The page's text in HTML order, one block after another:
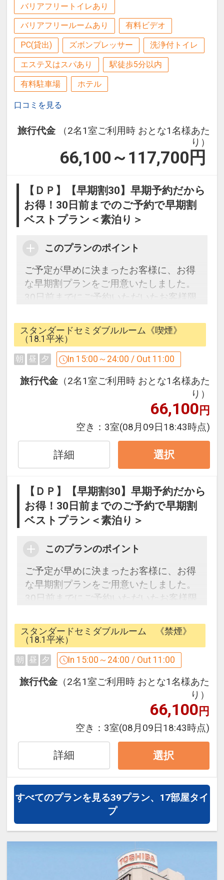
バリアフリートイレあり
バリアフリールームあり 有料ビデオ
PC(貸出) ズボンプレッサー 洗浄付トイレ
エステ又はスパあり 駅徒歩5分以内
有料駐車場 ホテル
口コミを見る
旅行代金
（2名1室ご利用時 おとな1名様あた
り）
66,100～117,700 円
【ＤＰ】【早期割30】早期予約だから
お得！30日前までのご予約で早期割
ベストプラン＜素泊り＞
このプランのポイント
ご予定が早めに決まったお客様に、お得
な早期割プランをご用意いたしました。
30日前までにご予約いただいたお客様限
30日前だからできる早期割プライス。
是非ご利用ください。
ホテルメトロポリタン仙台は、仙台駅か
観光にもビジネスにもアクセス至便！
駅ビル「S-PAL」に隣接しており、お土
産などのお買い物にも大変便利♪
・チェックイン 3：00p.m.
・チェックアウト 11：00a.m.
・チェックイン前チェックアウト後もお
荷物をお預かりいたします。
【客室ご案内】
・有線LAN/Wi-Fiインターネット接続無
料
・空気清浄機付加湿器完備
【駐車場】
・敷地内の地下及び地上にございます。
・ご宿泊者様料金 1泊2000円（1：
00p.m.～翌1:00p.m.） ※予約不可
・電車ご利用の場合：仙台駅西口より徒
歩1分
・空港ご利用の場合：仙台空港アクセス
鉄道にて約30分
仙台空港から車で約40分
・お車ご利用の場合：東北自動車道宮城
設定期間：2023年4月18日～2027年6月
インターネットコース番号：DP-2-
スタンダードセミダブルルーム《喫煙》
（18.1平米）
朝 昼 夕 In 15:00～24:00 / Out 11:00
旅行代金 （2名1室ご利用時 おとな1名様あた
り）
66,100円
空き： 3室(08月09日18:43時点)
詳細 選択
【ＤＰ】【早期割30】早期予約だから
お得！30日前までのご予約で早期割
ベストプラン＜素泊り＞
このプランのポイント
ご予定が早めに決まったお客様に、お得
な早期割プランをご用意いたしました。
30日前までにご予約いただいたお客様限
30日前だからできる早期割プライス。
是非ご利用ください。
ホテルメトロポリタン仙台は、仙台駅か
観光にもビジネスにもアクセス至便！
駅ビル「S-PAL」に隣接しており、お土
産などのお買い物にも大変便利♪
・チェックイン 3：00p.m.
・チェックアウト 11：00a.m.
・チェックイン前チェックアウト後もお
荷物をお預かりいたします。
・有線LAN/Wi-Fiインターネット接続無
スタンダードセミダブルルーム 《禁煙》
（18.1平米）
朝 昼 夕 In 15:00～24:00 / Out 11:00
旅行代金 （2名1室ご利用時 おとな1名様あた
り）
66,100円
空き： 3室(08月09日18:43時点)
詳細 選択
すべてのプランを見る39プラン、17部屋タイ
プ